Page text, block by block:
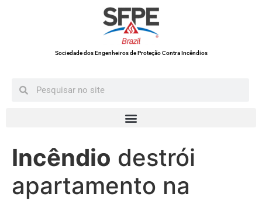
Sociedade dos Engenheiros de Proteção Contra Incêndios
Incêndio destrói
apartamento na